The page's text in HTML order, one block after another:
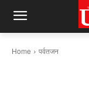
Home पर्वतजन